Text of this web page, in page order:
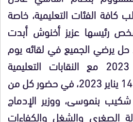
الفئات التعليمية، خاصة
رئيسها عزيز أخنوش أبدت
حل يرضي الجميع في لقائه يوم
الإثنين 30 أكتوبر 2023 مع النقابات التعليمية
الموقعة على اتفاق 14 يناير 2023، في حضور كل من
شكيب بنموسى، ووزير الإدماج
الصغرى والشغل والكفاءات